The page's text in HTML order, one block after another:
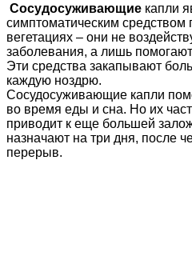
Сосудосуживающие капли
симптоматическим
вегетациях – они не
заболевания, а лишь
Эти средства закапывают
каждую ноздрю.
Сосудосуживающие капли
во время еды и сна. Но их
приводит к еще большей
назначают на три дня, после
перерыв.